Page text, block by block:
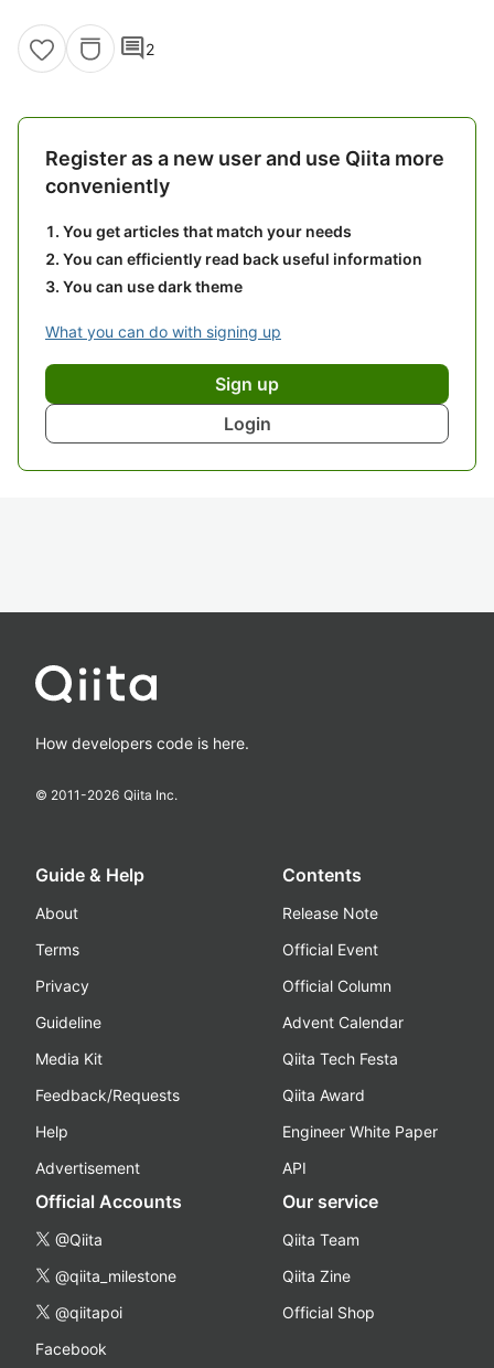
comment2
Register as a new user and use Qiita more
conveniently
You get articles that match your needs
You can efficiently read back useful information
You can use dark theme
What you can do with signing up
Sign up
Login
How developers code is here.
© 2011-2026 Qiita Inc.
Guide & Help
About
Terms
Privacy
Guideline
Media Kit
Feedback/Requests
Help
Advertisement
Contents
Release Note
Official Event
Official Column
Advent Calendar
Qiita Tech Festa
Qiita Award
Engineer White Paper
API
Official Accounts
@Qiita
@qiita_milestone
@qiitapoi
Facebook
Our service
Qiita Team
Qiita Zine
Official Shop